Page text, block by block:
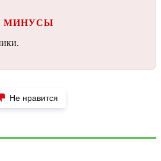
МИНУСЫ
Не нравится